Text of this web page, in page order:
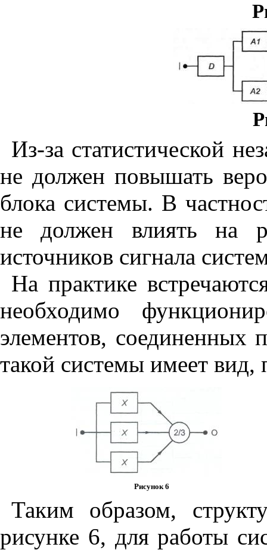
Из-за статистической
не должен повышать
блока системы. В
не должен влиять на
источников сигнала
На практике
необходимо
элементов, соединенных
такой системы имеет вид,
Рисунок 6
Таким образом,
рисунке 6, для работы